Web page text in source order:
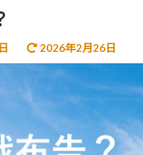
2026年2月26日